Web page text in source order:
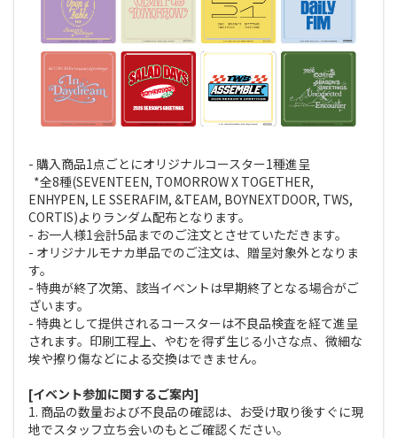
- 購入商品1点ごとにオリジナルコースター1種進呈
*全8種(SEVENTEEN, TOMORROW X TOGETHER,
ENHYPEN, LE SSERAFIM, &TEAM, BOYNEXTDOOR, TWS,
CORTIS)よりランダム配布となります。
- お一人様1会計5品までのご注文とさせていただきます。
- オリジナルモナカ単品でのご注文は、贈呈対象外となりま
す。
- 特典が終了次第、該当イベントは早期終了となる場合がご
ざいます。
- 特典として提供されるコースターは不良品検査を経て進呈
されます。印刷工程上、やむを得ず生じる小さな点、微細な
埃や擦り傷などによる交換はできません。
[イベント参加に関するご案内]
1. 商品の数量および不良品の確認は、お受け取り後すぐに現
地でスタッフ立ち会いのもとご確認ください。